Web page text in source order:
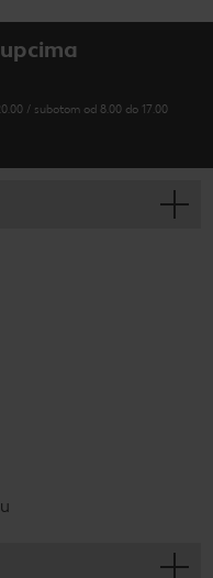
/ subotom od 8.00 do 17.00